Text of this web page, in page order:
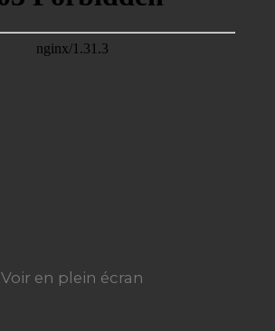
Voir en plein écran